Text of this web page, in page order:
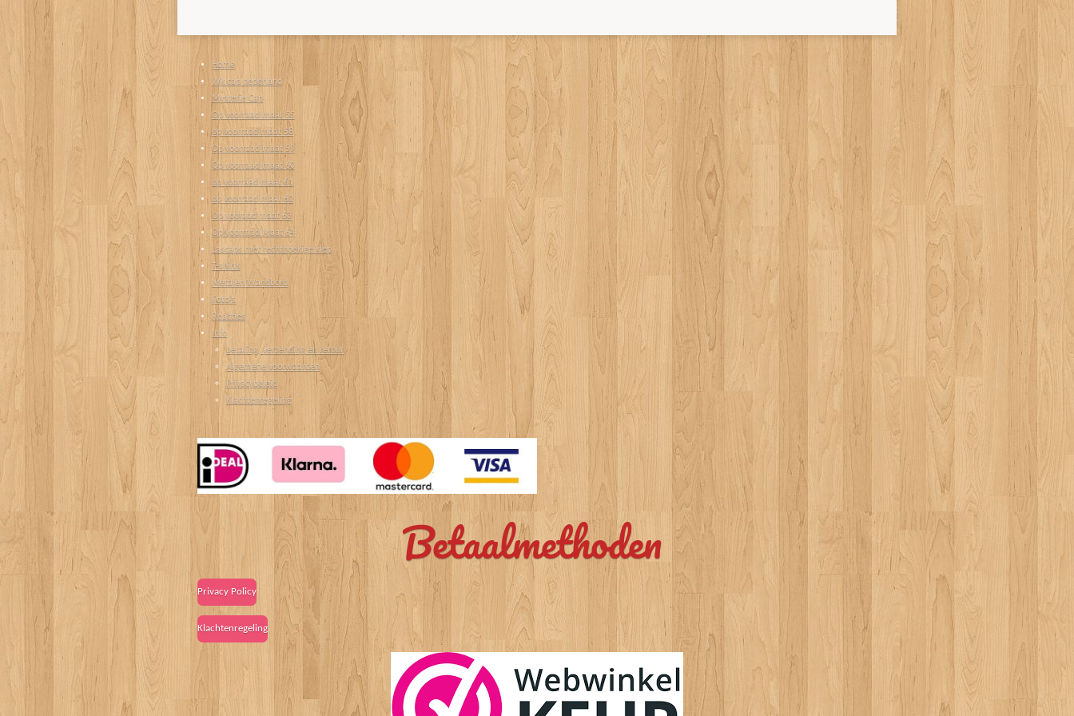
Home
Wk cap nederland
Mysterie Cap
Op voorraad maat 55
op voorraad maat 58
Op voorraad maat 59
Op voorraad maat 60
op voorraad maat 61
op voorraad maat 62
Op vooraad maat 63
Op voorraad Maat 64
Lascaps met rechthoekige klep
T-shirts
Metalen Wandbord
Foto's
Reacties
Info
betaling, verzending en retour
Algemene voorwaarden
Privacybeleid
Klachtenregeling
Betaalmethoden
Privacy Policy
Klachtenregeling